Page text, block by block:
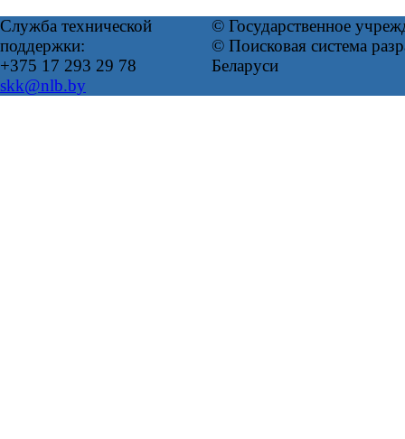
Служба технической
поддержки:
+375 17 293 29 78
skk@nlb.by
© Государственное
© Поисковая система
Беларуси